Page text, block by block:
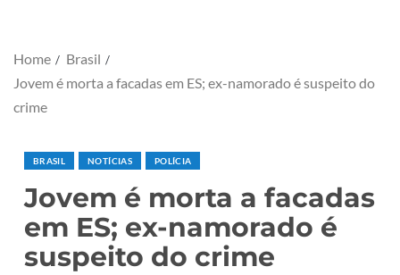
Home
Brasil
Jovem é morta a facadas em ES; ex-namorado é suspeito do
crime
BRASIL NOTÍCIAS POLÍCIA
Jovem é morta a facadas
em ES; ex-namorado é
suspeito do crime